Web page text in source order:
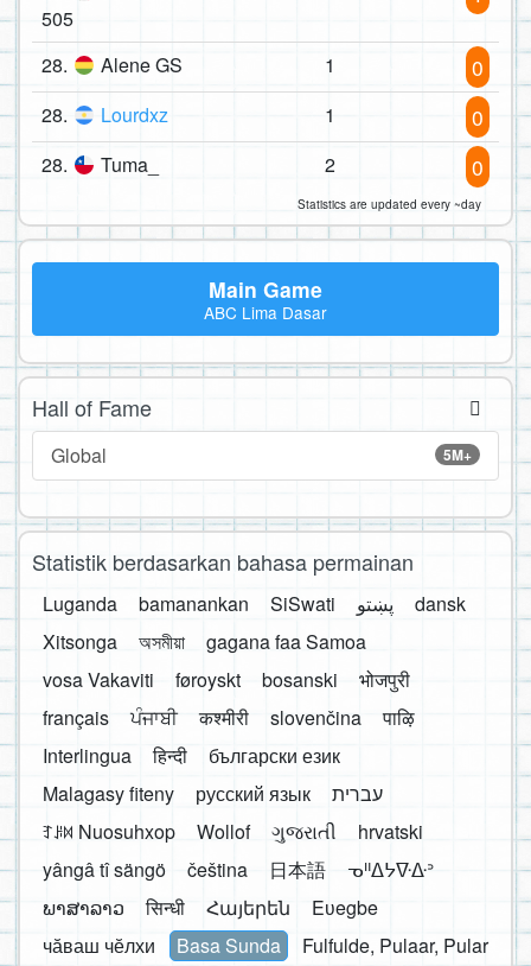
505
28. Alene GS 1 0
28. Lourdxz 1 0
28. Tuma_ 2 0
Statistics are updated every ~day
Main Game
ABC Lima Dasar
Hall of Fame
5M+
Global
Statistik berdasarkan bahasa permainan
Luganda bamanankan SiSwati پښتو
dansk
Xitsonga
অসমীয়া
gagana faa Samoa
vosa Vakaviti
føroyskt bosanski
भोजपुरी
français
ਪੰਜਾਬੀ कश्मीरी slovenčina
पाऴि
Interlingua
हिन्दी
български език
Malagasy fiteny
русский язык
עברית
ꆈꌠ꒿ Nuosuhxop
Wollof ગુજરાતી
hrvatski
yângâ tî sängö
čeština 日本語
ᓀᐦᐃᔭᐍᐏᐣ
ພາສາລາວ
सिन्धी Հայերեն
Eʋegbe
чӑваш чӗлхи
Basa Sunda Fulfulde, Pulaar, Pular